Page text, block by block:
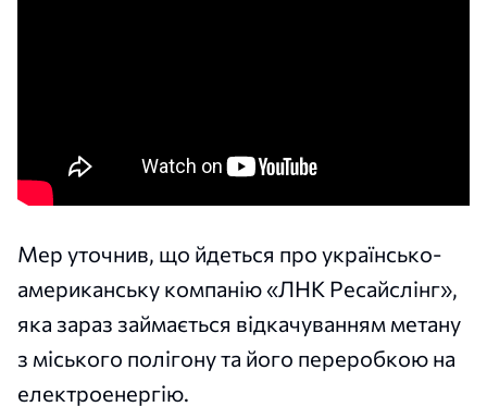
Мер уточнив, що йдеться про українсько-
американську компанію «ЛНК Ресайслінг»,
яка зараз займається відкачуванням метану
з міського полігону та його переробкою на
електроенергію.